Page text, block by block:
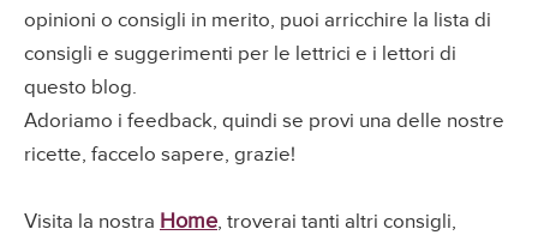
opinioni o consigli in merito, puoi arricchire la lista di
consigli e suggerimenti per le lettrici e i lettori di
questo blog.
Adoriamo i feedback, quindi se provi una delle nostre
ricette, faccelo sapere, grazie!
Visita la nostra Home, troverai tanti altri consigli,